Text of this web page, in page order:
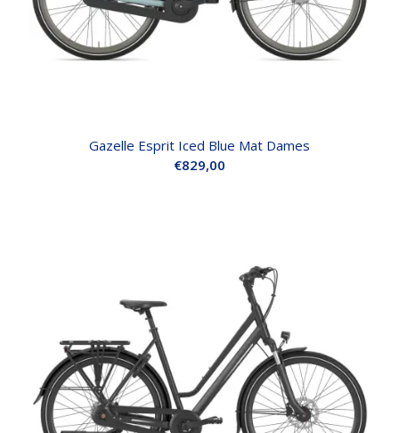
Gazelle Esprit Iced Blue Mat Dames
€829,00